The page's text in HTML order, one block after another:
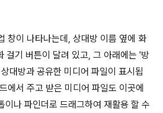
창이 나타나는데, 상대방 이름 옆에 화
걸기 버튼이 달려 있고, 그 아래에는 '방
대방과 공유한 미디어 파일이 표시됩
에서 주고 받은 미디어 파일도 이곳에
이나 파인더로 드래그하여 재활용 할 수